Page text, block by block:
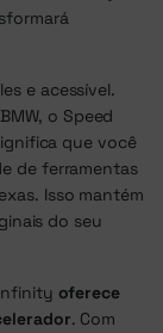
e acessível.
o Speed
que você
de ferramentas
Isso mantém
do seu
oferece
. Com